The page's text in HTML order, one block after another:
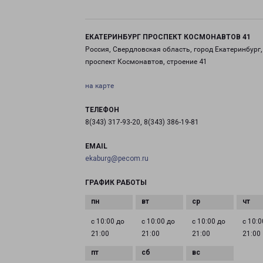
ЕКАТЕРИНБУРГ ПРОСПЕКТ КОСМОНАВТОВ 41
Россия, Свердловская область, город Екатеринбург,
проспект Космонавтов, строение 41
на карте
ТЕЛЕФОН
8(343) 317-93-20, 8(343) 386-19-81
EMAIL
ekaburg@pecom.ru
ГРАФИК РАБОТЫ
с 10:00 до
21:00
с 10:00 до
21:00
с 10:00 до
21:00
с
21:00